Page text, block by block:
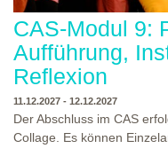
CAS-Modul 9:
Aufführung,
Reflexion
11.12.2027 - 12.12.2027
Der Abschluss im CAS
Collage. Es können